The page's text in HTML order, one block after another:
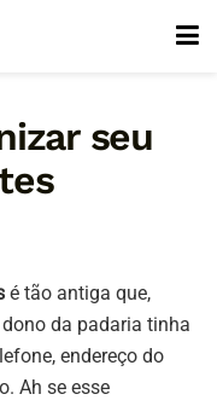
seu
é tão antiga que,
da padaria tinha
endereço do
Ah se esse